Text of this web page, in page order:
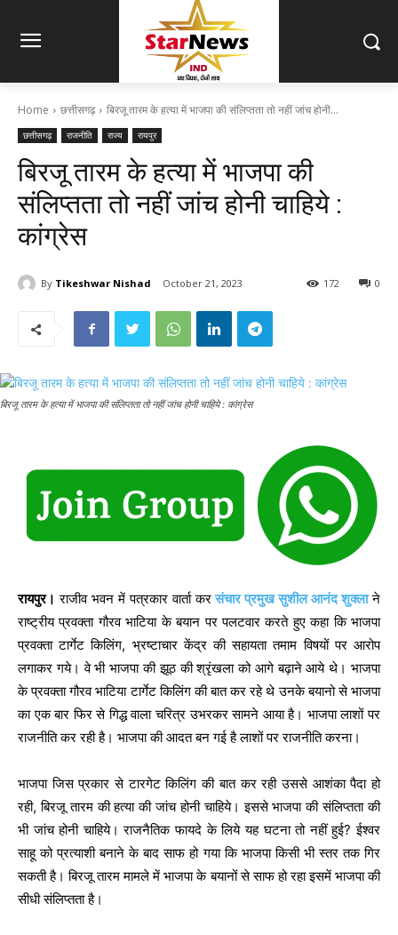
Home छत्तीसगढ़ बिरजू तारम के हत्या में भाजपा की संलिप्तता तो नहीं जांच होनी...
छत्तीसगढ़ राजनीति राज्य रायपुर
बिरजू तारम के हत्या में भाजपा की
संलिप्तता तो नहीं जांच होनी चाहिये :
कांग्रेस
By Tikeshwar Nishad October 21, 2023 0
172
बिरजू तारम के हत्या में भाजपा की संलिप्तता तो नहीं जांच होनी चाहिये : कांग्रेस
रायपुर। राजीव भवन में पत्रकार वार्ता करसंचार प्रमुख सुशील आनंद शुक्लाने
राष्ट्रीय प्रवक्ता गौरव भाटिया के बयान पर पलटवार करते हुए कहा कि भाजपा
प्रवक्ता टार्गेट किलिंग, भ्रष्टाचार केंद्र की सहायता तमाम विषयों पर आरोप
लगाकर गये। वे भी भाजपा की झूठ की श्रृंखला को आगे बढ़ाने आये थे। भाजपा
के प्रवक्ता गौरव भाटिया टार्गेट किलिंग की बात कर रहे थे उनके बयानो से भाजपा
का एक बार फिर से गिद्ध वाला चरित्र उभरकर सामने आया है। भाजपा लाशों पर
राजनीति कर रही है। भाजपा की आदत बन गई है लाशों पर राजनीति करना।
भाजपा जिस प्रकार से टारगेट किलिंग की बात कर रही उससे आशंका पैदा हो
रही, बिरजू तारम की हत्या की जांच होनी चाहिये। इससे भाजपा की संलिप्तता की
भी जांच होनी चाहिये। राजनैतिक फायदे के लिये यह घटना तो नहीं हुई? ईश्वर
साहू को प्रत्याशी बनाने के बाद साफ हो गया कि भाजपा किसी भी स्तर तक गिर
सकती है। बिरजू तारम मामले में भाजपा के बयानों से साफ हो रहा इसमें भाजपा की
सीधी संलिप्तता है।